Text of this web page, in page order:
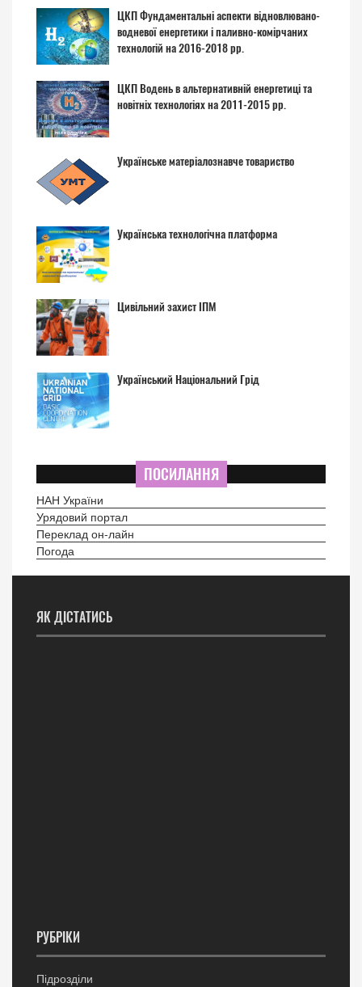
ЦКП Фундаментальні аспекти відновлювано-
водневої енергетики і паливно-комірчаних
технологій на 2016-2018 рр.
ЦКП Водень в альтернативній енергетиці та
новітніх технологіях на 2011-2015 рр.
Українське матеріалознавче товариство
Українська технологічна платформа
Цивільний захист ІПМ
Український Національний Грід
ПОСИЛАННЯ
НАН України
Урядовий портал
Переклад он-лайн
Погода
ЯК ДІСТАТИСЬ
РУБРІКИ
Підрозділи